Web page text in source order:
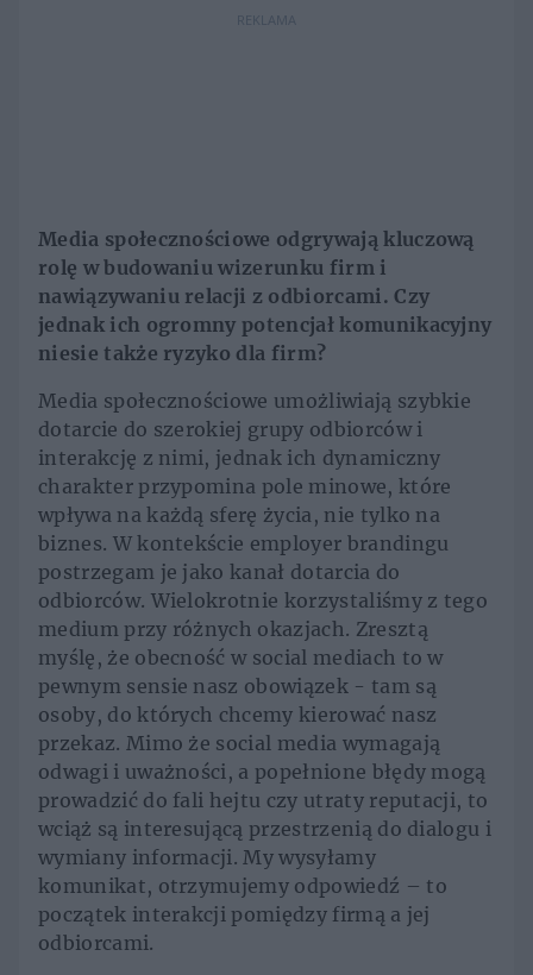
REKLAMA
Media społecznościowe odgrywają kluczową
rolę w budowaniu wizerunku firm i
nawiązywaniu relacji z odbiorcami. Czy
jednak ich ogromny potencjał komunikacyjny
niesie także ryzyko dla firm?
Media społecznościowe umożliwiają szybkie
dotarcie do szerokiej grupy odbiorców i
interakcję z nimi, jednak ich dynamiczny
charakter przypomina pole minowe, które
wpływa na każdą sferę życia, nie tylko na
biznes. W kontekście employer brandingu
postrzegam je jako kanał dotarcia do
odbiorców. Wielokrotnie korzystaliśmy z tego
medium przy różnych okazjach. Zresztą
myślę, że obecność w social mediach to w
pewnym sensie nasz obowiązek - tam są
osoby, do których chcemy kierować nasz
przekaz. Mimo że social media wymagają
odwagi i uważności, a popełnione błędy mogą
prowadzić do fali hejtu czy utraty reputacji, to
wciąż są interesującą przestrzenią do dialogu i
wymiany informacji. My wysyłamy
komunikat, otrzymujemy odpowiedź – to
początek interakcji pomiędzy firmą a jej
odbiorcami.